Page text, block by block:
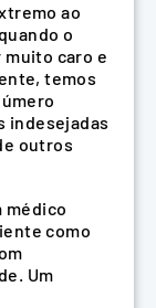
ao
o
muito caro e
temos
indesejadas
outros
médico
como
Um